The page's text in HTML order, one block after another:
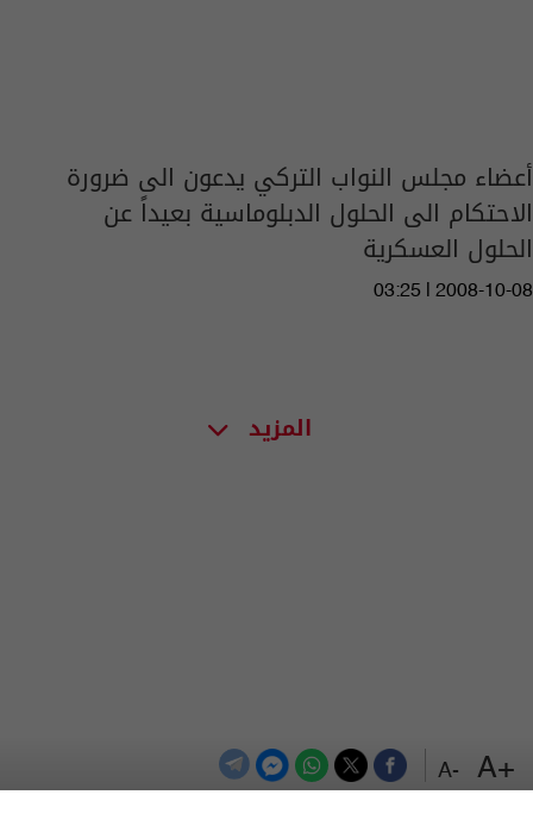
+A
-A
أعضاء مجلس النواب التركي يدعون الى ضرورة
الاحتكام الى الحلول الدبلوماسية بعيداً عن
الحلول العسكرية
03:25 | 2008-10-08
المزيد